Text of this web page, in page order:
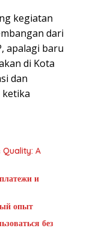
kegiatan
dari
apalagi baru
di Kota
dan
ketika
A
и
опыт
без